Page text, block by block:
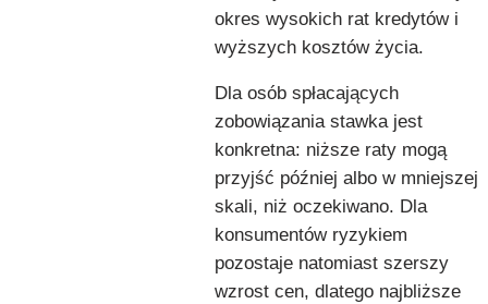
okres wysokich rat kredytów i
wyższych kosztów życia.
Dla osób spłacających
zobowiązania stawka jest
konkretna: niższe raty mogą
przyjść później albo w mniejszej
skali, niż oczekiwano. Dla
konsumentów ryzykiem
pozostaje natomiast szerszy
wzrost cen, dlatego najbliższe